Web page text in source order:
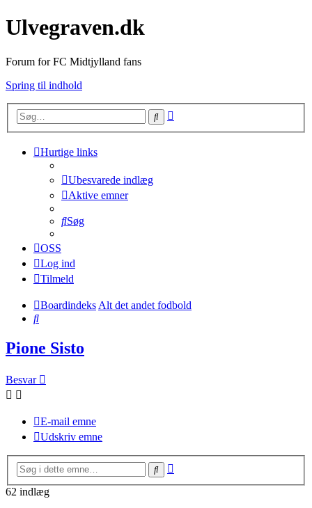
Ulvegraven.dk
Forum for FC Midtjylland fans
Spring til indhold
Søg
Hurtige links
Ubesvarede indlæg
Aktive emner
Søg
OSS
Log ind
Tilmeld
BoardindeksAlt det andet fodbold
Søg
Pione Sisto
Besvar
E-mail emne
Udskriv emne
Søg
62 indlæg